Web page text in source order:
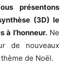
présentons
(3D) le
à l’honneur.Ne
de nouveaux
de Noël.